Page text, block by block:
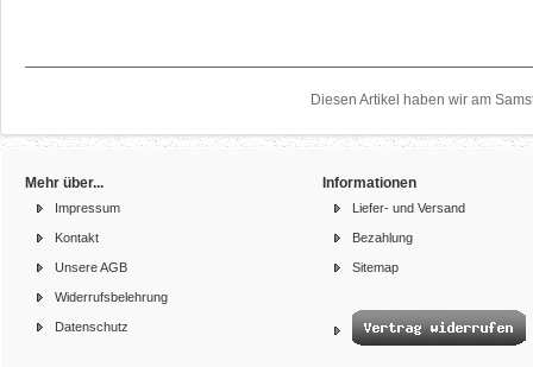
Diesen Artikel haben wir am
Mehr über...
Impressum
Kontakt
Unsere AGB
Widerrufsbelehrung
Datenschutz
Informationen
Liefer- und Versand
Bezahlung
Sitemap